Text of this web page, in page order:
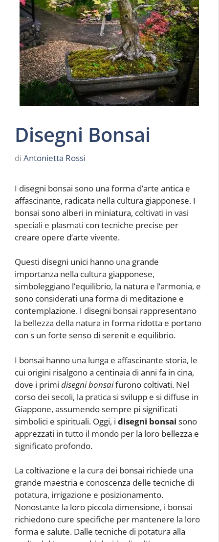
Disegni Bonsai
di Antonietta Rossi
I disegni bonsai sono una forma d’arte antica e
affascinante, radicata nella cultura giapponese. I
bonsai sono alberi in miniatura, coltivati in vasi
speciali e plasmati con tecniche precise per
creare opere d’arte vivente.
Questi disegni unici hanno una grande
importanza nella cultura giapponese,
simboleggiano l’equilibrio, la natura e l’armonia, e
sono considerati una forma di meditazione e
contemplazione. I disegni bonsai rappresentano
la bellezza della natura in forma ridotta e portano
con s un forte senso di serenit e equilibrio.
I bonsai hanno una lunga e affascinante storia, le
cui origini risalgono a centinaia di anni fa in cina,
dove i primi disegni bonsaifurono coltivati. Nel
corso dei secoli, la pratica si svilupp e si diffuse in
Giappone, assumendo sempre pi significati
simbolici e spirituali. Oggi, i disegni bonsai sono
apprezzati in tutto il mondo per la loro bellezza e
significato profondo.
La coltivazione e la cura dei bonsai richiede una
grande maestria e conoscenza delle tecniche di
potatura, irrigazione e posizionamento.
Nonostante la loro piccola dimensione, i bonsai
richiedono cure specifiche per mantenere la loro
forma e salute. Dalle tecniche di potatura alla